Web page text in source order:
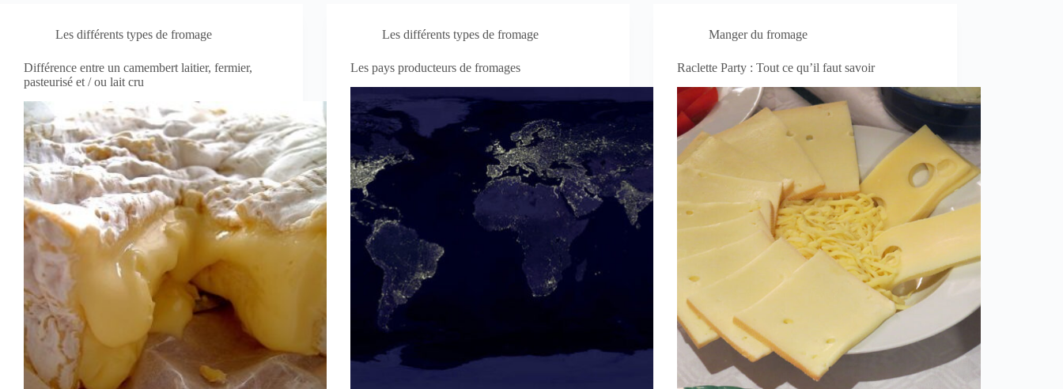
Les différents types de fromage
Différence entre un camembert laitier, fermier,
pasteurisé et / ou lait cru
Les différents types de fromage
Les pays producteurs de fromages
Manger du fromage
Raclette Party : Tout ce qu’il faut savoir